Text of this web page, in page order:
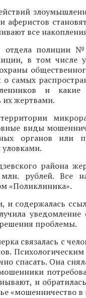
аферистов
все
отдела полиции
в том числе
и
их жертвами.
виды
органов или
района
рублей. Все
«Поликлиника».
содержалась
уведомление
проблемы.
связалась с
спасать. Она
и
«мошенничество